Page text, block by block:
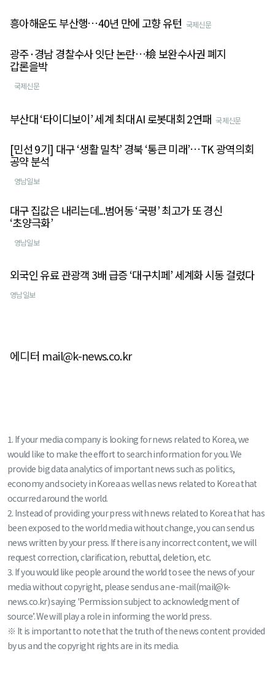
흥아해운도 부산행…40년 만에 고향 유턴 국제신문
광주·경남 경찰수사 잇단 논란…檢 보완수사권 폐지
갑론을박
국제신문
부산대 ‘타이디보이’ 세계 최대 AI 로봇대회 2연패 국제신문
[민선 9기] 대구 ‘생활 밀착’ 경북 ‘통큰 미래’…TK 광역의회
공약 분석
영남일보
대구 집값은 내리는데...범어동 ‘국평’ 최고가 또 경신
‘초양극화’
영남일보
외국인 유료 관광객 3배 급증 ‘대구치페’ 세계화 시동 걸렸다
영남일보
에디터 mail@k-news.co.kr
1. If your media company is looking for news related to Korea, we
would like to make the effort to search information for you. We
provide big data analytics of important news such as politics,
economy and society in Korea as well as news related to Korea that
occurred around the world.
2. Instead of providing your press with news related to Korea that has
been exposed to the world media without change, you can send us
news written by your press. If there is any incorrect content, we will
request correction, clarification, rebuttal, deletion, etc.
3. If you would like people around the world to see the news of your
media without copyright, please send us an e-mail(mail@k-
news.co.kr) saying 'Permission subject to acknowledgment of
source’. We will play a role in informing the world press.
※ It is important to note that the truth of the news content provided
by us and the copyright rights are in its media.